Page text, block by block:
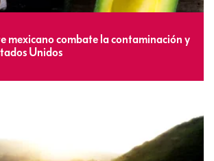
mexicano combate la contaminación y
Unidos